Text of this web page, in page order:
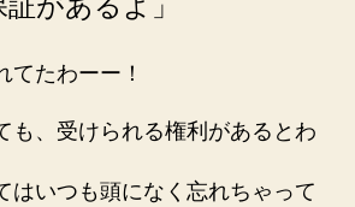
証があるよ」
てたわーー！
も、受けられる権利があるとわ
はいつも頭になく忘れちゃって